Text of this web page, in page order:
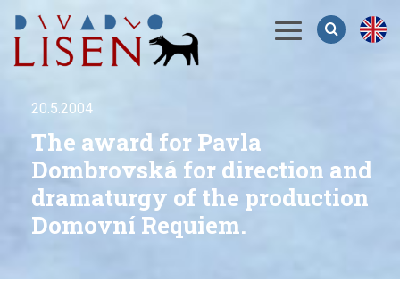
Menu
20.5.2004
The award for Pavla
Dombrovská for direction and
dramaturgy of the production
Domovní Requiem.